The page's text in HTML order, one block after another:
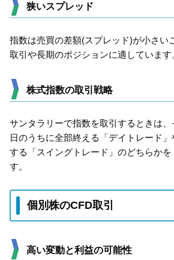
狭いスプレッド
指数は売買の差額(スプレッド)が小さい
取引や⻑期のポジションに適しています
株式指数の取引戦略
サンタラリーで指数を取引するときは
日のうちに全部終える「デイトレード
する「スイングトレード」のどちらかを
す。
個別株のCFD取引
高い変動と利益の可能性